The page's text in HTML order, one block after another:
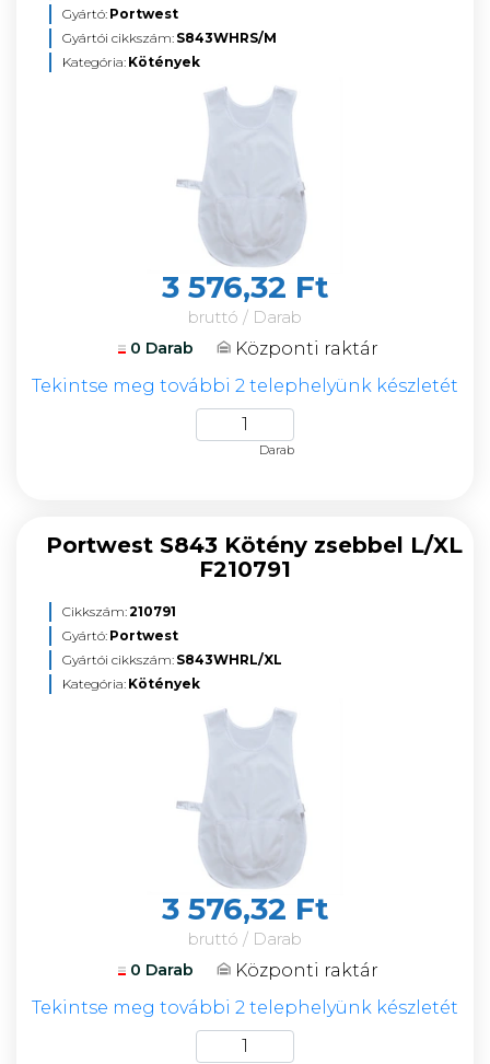
Gyártó: Portwest
Gyártói cikkszám: S843WHRS/M
Kategória: Kötények
3 576,32 Ft
bruttó / Darab
0 Darab
Központi raktár
Tekintse meg további 2 telephelyünk készletét
Darab
Portwest S843 Kötény zsebbel L/XL
F210791
Cikkszám:210791
Gyártó: Portwest
Gyártói cikkszám: S843WHRL/XL
Kategória: Kötények
3 576,32 Ft
bruttó / Darab
0 Darab
Központi raktár
Tekintse meg további 2 telephelyünk készletét